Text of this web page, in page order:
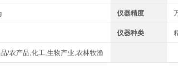
仪器精度
仪器种类
/农产品,化工,生物产业,农林牧渔